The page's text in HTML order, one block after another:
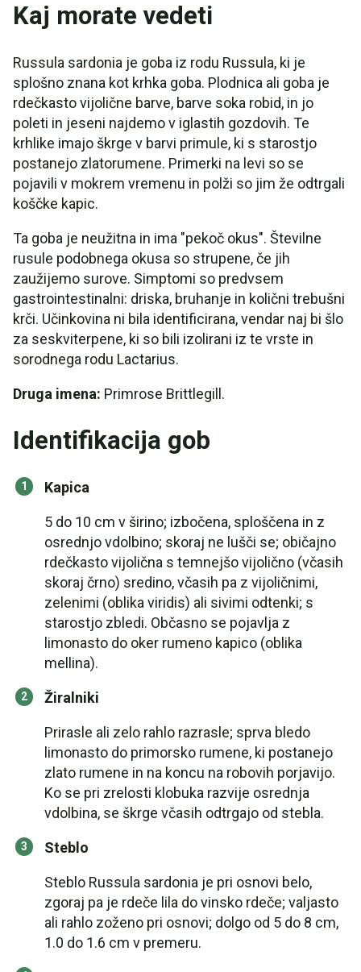
Kaj morate vedeti
Russula sardonia je goba iz rodu Russula, ki je
splošno znana kot krhka goba. Plodnica ali goba je
rdečkasto vijolične barve, barve soka robid, in jo
poleti in jeseni najdemo v iglastih gozdovih. Te
krhlike imajo škrge v barvi primule, ki s starostjo
postanejo zlatorumene. Primerki na levi so se
pojavili v mokrem vremenu in polži so jim že odtrgali
koščke kapic.
Ta goba je neužitna in ima "pekoč okus". Številne
rusule podobnega okusa so strupene, če jih
zaužijemo surove. Simptomi so predvsem
gastrointestinalni: driska, bruhanje in količni trebušni
krči. Učinkovina ni bila identificirana, vendar naj bi šlo
za seskviterpene, ki so bili izolirani iz te vrste in
sorodnega rodu Lactarius.
Druga imena: Primrose Brittlegill.
Identifikacija gob
Kapica
5 do 10 cm v širino; izbočena, sploščena in z
osrednjo vdolbino; skoraj ne lušči se; običajno
rdečkasto vijolična s temnejšo vijolično (včasih
skoraj črno) sredino, včasih pa z vijoličnimi,
zelenimi (oblika viridis) ali sivimi odtenki; s
starostjo zbledi. Občasno se pojavlja z
limonasto do oker rumeno kapico (oblika
mellina).
Žiralniki
Prirasle ali zelo rahlo razrasle; sprva bledo
limonasto do primorsko rumene, ki postanejo
zlato rumene in na koncu na robovih porjavijo.
Ko se pri zrelosti klobuka razvije osrednja
vdolbina, se škrge včasih odtrgajo od stebla.
Steblo
Steblo Russula sardonia je pri osnovi belo,
zgoraj pa je rdeče lila do vinsko rdeče; valjasto
ali rahlo zoženo pri osnovi; dolgo od 5 do 8 cm,
1.0 do 1.6 cm v premeru.